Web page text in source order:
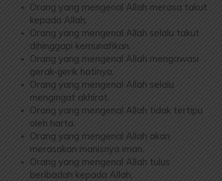
Orang yang mengenal Allah merasa takut
kepada Allah.
Orang yang mengenal Allah selalu takut
dihinggapi kemunafikan.
Orang yang mengenal Allah mengawasi
gerak-gerik hatinya.
Orang yang mengenal Allah selalu
mengingat akhirat.
Orang yang mengenal Allah tidak tertipu
oleh harta.
Orang yang mengenal Allah akan
merasakan manisnya iman.
Orang yang mengenal Allah tulus
beribadah kepada Allah.